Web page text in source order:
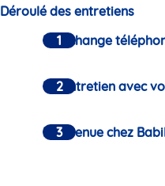
Déroulé des entretiens
Un échange
Un entretien avec
Bienvenue chez